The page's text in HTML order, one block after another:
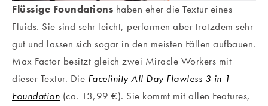
Flüssige Foundations haben eher die Textur eines
Fluids. Sie sind sehr leicht, performen aber trotzdem sehr
gut und lassen sich sogar in den meisten Fällen aufbauen.
Max Factor besitzt gleich zwei Miracle Workers mit
dieser Textur. Die Facefinity All Day Flawless 3 in 1
Foundation (ca. 13,99 €). Sie kommt mit allen Features,